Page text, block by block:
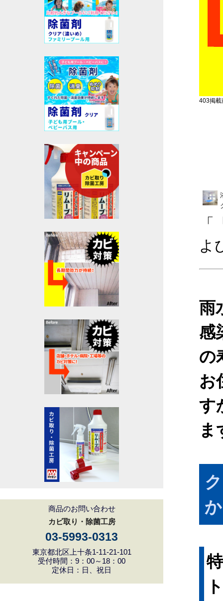
商品のお問い合わせ
カビ取り・除菌工房
03-5993-0313
東京都北区上十条1-11-21-101
受付時間：9：00～18：00
定休日：日、祝日
403掲載
よ
雨
感
の
お
す
ま